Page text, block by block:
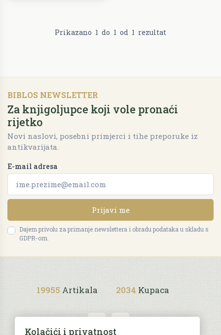
Prikazano 1 do 1 od 1 rezultat
BIBLOS NEWSLETTER
Za knjigoljupce koji vole pronaći
rijetko
Novi naslovi, posebni primjerci i tihe preporuke iz
antikvarijata.
E-mail adresa
Prijavi me
Dajem privolu za primanje newslettera i obradu podataka u skladu s
GDPR-om.
19955 Artikala 2034 Kupaca
Kolačići i privatnost